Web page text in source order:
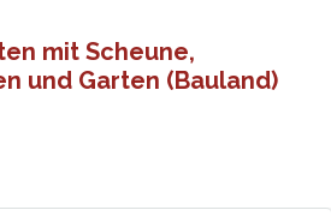
mit Scheune,
und Garten (Bauland)